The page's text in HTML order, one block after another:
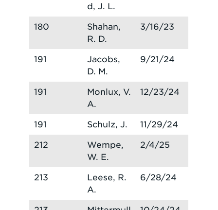
d, J. L.
180
Shahan,
R. D.
3/16/23
191
Jacobs,
D. M.
9/21/24
191
Monlux, V.
A.
12/23/24
191 Schulz, J. 11/29/24
212
Wempe,
W. E.
2/4/25
213
Leese, R.
A.
6/28/24